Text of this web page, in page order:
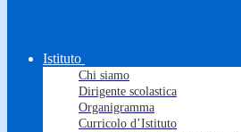
Istituto
Chi siamo
Dirigente scolastica
Organigramma
Curricolo d’Istituto